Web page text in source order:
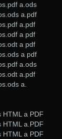
a.ods
a.pdf
a.pdf
a pdf
a pdf
a pdf
a.ods
a.pdf
a.
HTML a PDF
HTML a.PDF
HTML a PDF